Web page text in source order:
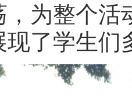
为整个活
现了学生们